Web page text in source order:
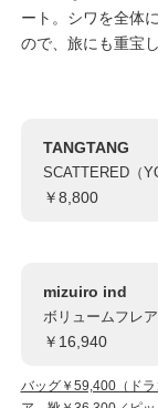
ート。シワを全体
ので、旅にも重宝
TANGTANG
SCATTERED（
￥8,800
mizuiro ind
ボリュームフレ
￥16,940
バッグ￥59,400（ドラ